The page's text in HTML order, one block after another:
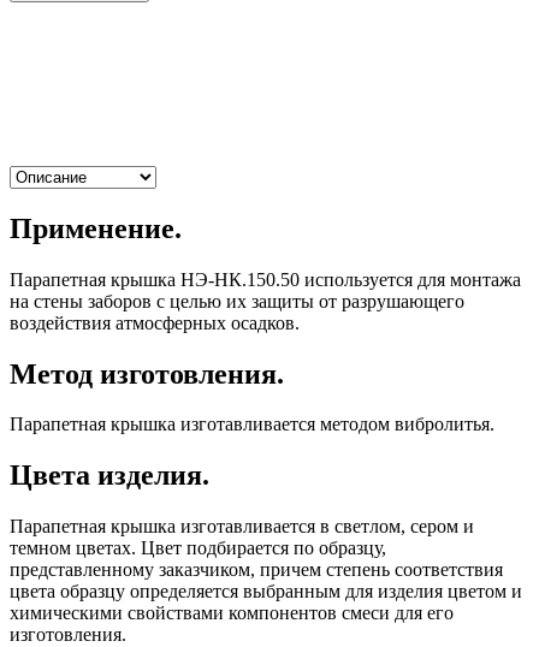
Применение.
Парапетная крышка НЭ-НК.150.50 используется для монтажа
на стены заборов с целью их защиты от разрушающего
воздействия атмосферных осадков.
Метод изготовления.
Парапетная крышка изготавливается методом вибролитья.
Цвета изделия.
Парапетная крышка изготавливается в светлом, сером и
темном цветах. Цвет подбирается по образцу,
представленному заказчиком, причем степень соответствия
цвета образцу определяется выбранным для изделия цветом и
химическими свойствами компонентов смеси для его
изготовления.